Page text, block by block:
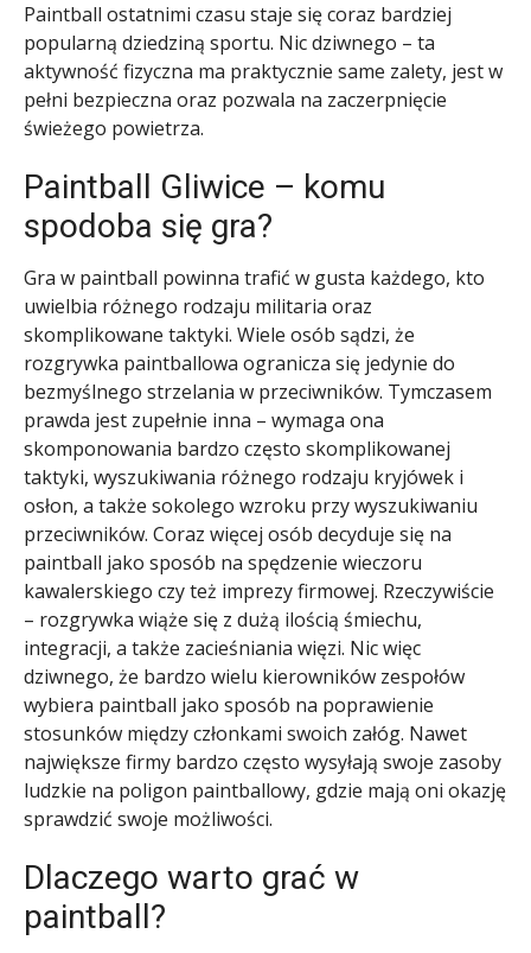
Paintball ostatnimi czasu staje się coraz bardziej
popularną dziedziną sportu. Nic dziwnego – ta
aktywność fizyczna ma praktycznie same zalety, jest w
pełni bezpieczna oraz pozwala na zaczerpnięcie
świeżego powietrza.
Paintball Gliwice – komu
spodoba się gra?
Gra w paintball powinna trafić w gusta każdego, kto
uwielbia różnego rodzaju militaria oraz
skomplikowane taktyki. Wiele osób sądzi, że
rozgrywka paintballowa ogranicza się jedynie do
bezmyślnego strzelania w przeciwników. Tymczasem
prawda jest zupełnie inna – wymaga ona
skomponowania bardzo często skomplikowanej
taktyki, wyszukiwania różnego rodzaju kryjówek i
osłon, a także sokolego wzroku przy wyszukiwaniu
przeciwników. Coraz więcej osób decyduje się na
paintball jako sposób na spędzenie wieczoru
kawalerskiego czy też imprezy firmowej. Rzeczywiście
– rozgrywka wiąże się z dużą ilością śmiechu,
integracji, a także zacieśniania więzi. Nic więc
dziwnego, że bardzo wielu kierowników zespołów
wybiera paintball jako sposób na poprawienie
stosunków między członkami swoich załóg. Nawet
największe firmy bardzo często wysyłają swoje zasoby
ludzkie na poligon paintballowy, gdzie mają oni okazję
sprawdzić swoje możliwości.
Dlaczego warto grać w
paintball?